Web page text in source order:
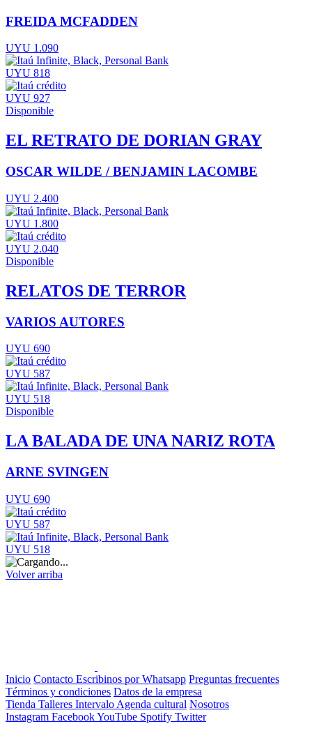
FREIDA MCFADDEN
UYU 1.090
UYU 818
UYU 927
Disponible
EL RETRATO DE DORIAN GRAY
OSCAR WILDE / BENJAMIN LACOMBE
UYU 2.400
UYU 1.800
UYU 2.040
Disponible
RELATOS DE TERROR
VARIOS AUTORES
UYU 690
UYU 587
UYU 518
Disponible
LA BALADA DE UNA NARIZ ROTA
ARNE SVINGEN
UYU 690
UYU 587
UYU 518
Volver arriba
Inicio Contacto Escribinos por Whatsapp Preguntas frecuentes
Términos y condiciones Datos de la empresa
Tienda Talleres Intervalo Agenda cultural Nosotros
Instagram FacebookYouTube Spotify Twitter